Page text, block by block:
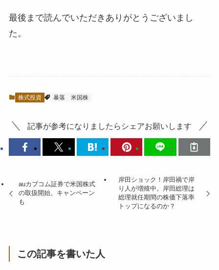
最後まで読んでいただきありがとうございまし
た。
株式投資 暴落 米国株
記事が参考になりましたらシェアお願いします
auカブコム証券で米国株式
の取扱開始。キャンペーン
も
岸田ショック！岸田禍で岸
り人が増殖中。岸田総理は
総理就任期間の株価下落率
トップになるのか？
この記事を書いた人